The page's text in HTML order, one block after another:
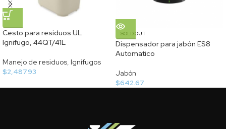
Cesto para residuos UL
Ignifugo, 44QT/41L
Manejo de residuos, Ignífugos
$2,487.93
SOLD OUT
Dispensador para jabón ES8
Automatico
Jabón
$642.67